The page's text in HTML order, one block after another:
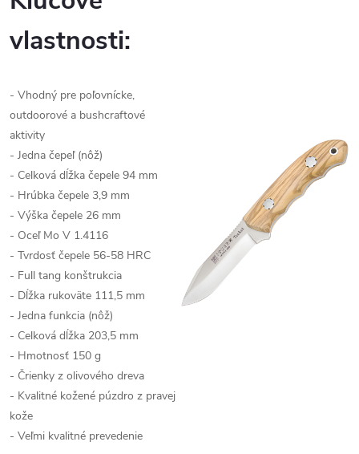
vlastnosti:
- Vhodný pre poľovnícke,
outdoorové a bushcraftové
aktivity
- Jedna čepeľ (nôž)
- Celková dĺžka čepele 94 mm
- Hrúbka čepele 3,9 mm
- Výška čepele 26 mm
- Oceľ Mo V 1.4116
- Tvrdosť čepele 56-58 HRC
- Full tang konštrukcia
- Dĺžka rukoväte 111,5 mm
- Jedna funkcia (nôž)
- Celková dĺžka 203,5 mm
- Hmotnosť 150 g
- Črienky z olivového dreva
- Kvalitné kožené púzdro z pravej
kože
- Veľmi kvalitné prevedenie